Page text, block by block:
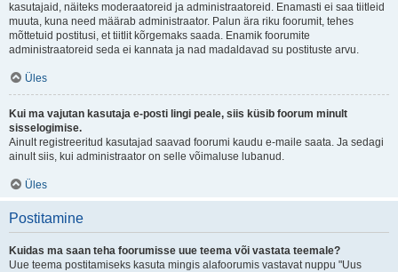
kasutajaid, näiteks moderaatoreid ja administraatoreid. Enamasti ei saa tiitleid
muuta, kuna need määrab administraator. Palun ära riku foorumit, tehes
mõttetuid postitusi, et tiitlit kõrgemaks saada. Enamik foorumite
administraatoreid seda ei kannata ja nad madaldavad su postituste arvu.
Üles
Kui ma vajutan kasutaja e-posti lingi peale, siis küsib foorum minult
sisselogimise.
Ainult registreeritud kasutajad saavad foorumi kaudu e-maile saata. Ja sedagi
ainult siis, kui administraator on selle võimaluse lubanud.
Üles
Postitamine
Kuidas ma saan teha foorumisse uue teema või vastata teemale?
Uue teema postitamiseks kasuta mingis alafoorumis vastavat nuppu "Uus